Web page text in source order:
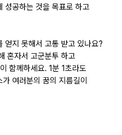
성공하는 것을 목표로 하고
얻지 못해서 고통 받고 있나요?
혼자서 고군분투 하고
함께하세요. 1분 1초라도
여러분의 꿈의 지름길이